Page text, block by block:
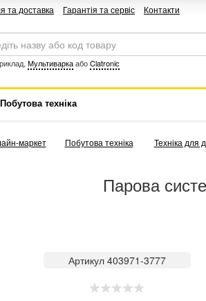
та доставка Гарантія та сервіс Контакти
МультиваркаабоClatronic
Побутова техніка
маркет Побутова техніка Техніка для
Парова
Артикул 403971-3777